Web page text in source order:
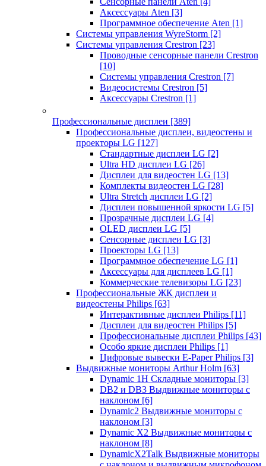
Аксессуары Aten [3]
Программное обеспечение Aten [1]
Системы управления WyreStorm [2]
Системы управления Crestron [23]
Проводные сенсорные панели Crestron
[10]
Системы управления Crestron [7]
Видеосистемы Crestron [5]
Аксессуары Crestron [1]
Профессиональные дисплеи [389]
Профессиональные дисплеи, видеостены и
проекторы LG [127]
Стандартные дисплеи LG [2]
Ultra HD дисплеи LG [26]
Дисплеи для видеостен LG [13]
Комплекты видеостен LG [28]
Ultra Stretch дисплеи LG [2]
Дисплеи повышенной яркости LG [5]
Прозрачные дисплеи LG [4]
OLED дисплеи LG [5]
Сенсорные дисплеи LG [3]
Проекторы LG [13]
Программное обеспечение LG [1]
Аксессуары для дисплеев LG [1]
Коммерческие телевизоры LG [23]
Профессиональные ЖК дисплеи и
видеостены Philips [63]
Интерактивные дисплеи Philips [11]
Дисплеи для видеостен Philips [5]
Профессиональные дисплеи Philips [43]
Особо яркие дисплеи Philips [1]
Цифровые вывески E-Paper Philips [3]
Выдвижные мониторы Arthur Holm [63]
Dynamic 1Н Складные мониторы [3]
DB2 и DB3 Выдвижные мониторы с
наклоном [6]
Dynamic2 Выдвижные мониторы с
наклоном [3]
Dynamic X2 Выдвижные мониторы с
наклоном [8]
DynamicX2Talk Выдвижные мониторы